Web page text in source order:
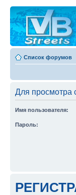
Список форумов
Для просмотра
Имя пользователя:
Пароль: